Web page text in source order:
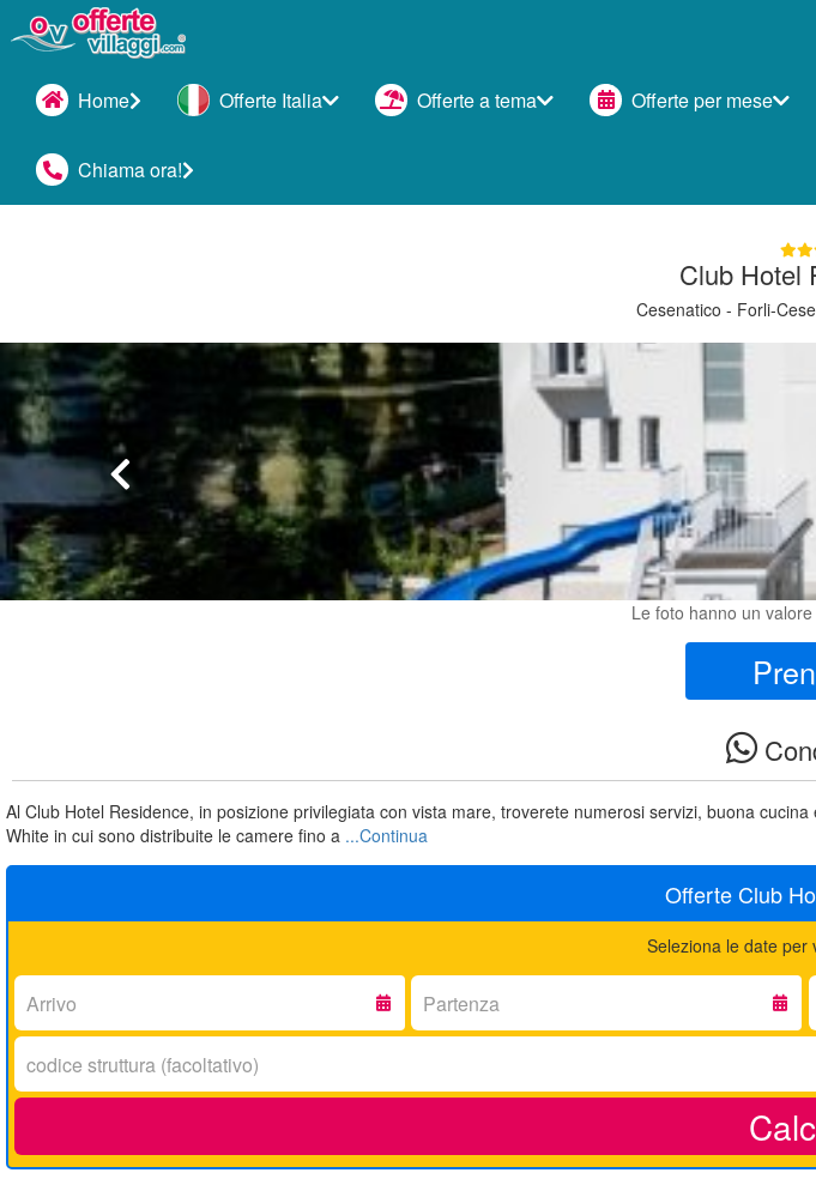
Home Offerte Italia Offerte a tema Offerte per mese
Chiama ora!
Club Hotel
Cesenatico - Forli-
Le foto hanno un
Al Club Hotel Residence, in posizione privilegiata con vista mare, troverete numerosi servizi, buona
White in cui sono distribuite le camere fino a ...Continua
Offerte Club
Seleziona le date per
Arrivo:
Partenza:
Codice
struttura: